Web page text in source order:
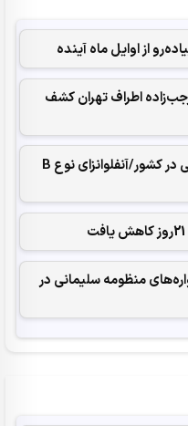
از اوایل ماه آینده
اطراف تهران کشف
آخرین وضعیت عفونت‌های تنفسی در کشور/آنفلوانزای نوع B
منظومه سلیمانی در